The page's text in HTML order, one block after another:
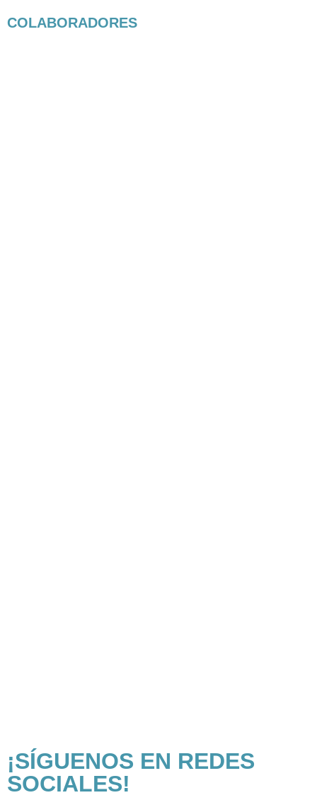
COLABORADORES
¡SÍGUENOS EN REDES
SOCIALES!